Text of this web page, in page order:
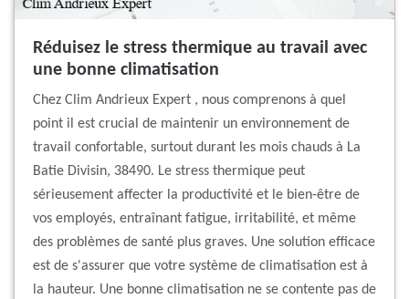
Réduisez le stress thermique au travail avec
une bonne climatisation
Chez Clim Andrieux Expert , nous comprenons à quel
point il est crucial de maintenir un environnement de
travail confortable, surtout durant les mois chauds à La
Batie Divisin, 38490. Le stress thermique peut
sérieusement affecter la productivité et le bien-être de
vos employés, entraînant fatigue, irritabilité, et même
des problèmes de santé plus graves. Une solution efficace
est de s'assurer que votre système de climatisation est à
la hauteur. Une bonne climatisation ne se contente pas de